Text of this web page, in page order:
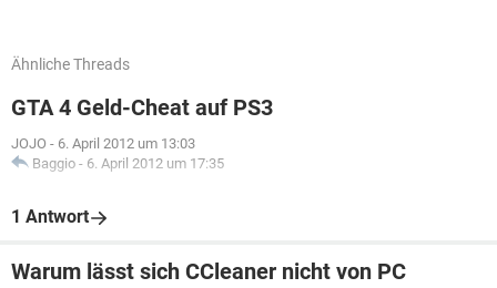
Ähnliche Threads
GTA 4 Geld-Cheat auf PS3
JOJO - 6. April 2012 um 13:03
Baggio - 6. April 2012 um 17:35
1 Antwort
Warum lässt sich CCleaner nicht von PC